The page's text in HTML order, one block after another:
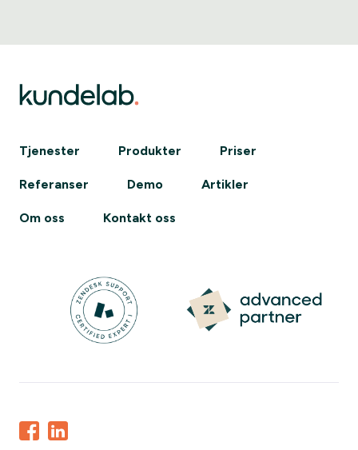
Tjenester Produkter Priser
Referanser Demo Artikler
Om oss Kontakt oss